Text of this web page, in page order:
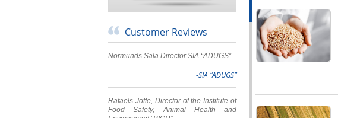
Customer Reviews
Normunds Sala Director SIA “ADUGS”
-SIA “ADUGS”
Rafaels Joffe, Director of the Institute of
Food Safety, Animal Health and